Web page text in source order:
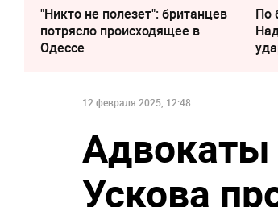
"Никто не полезет": британцев
потрясло происходящее в
Одессе
По
12 февраля 2025, 12:48
Адвокаты
Ускова